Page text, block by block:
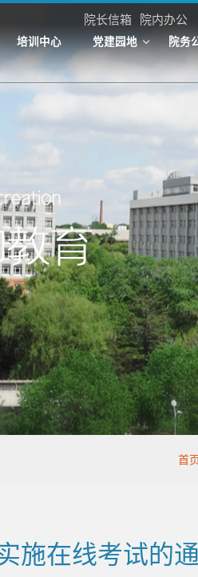
院长信箱 院内办公
培训中心 党建园地 院务
首
施在线考试的